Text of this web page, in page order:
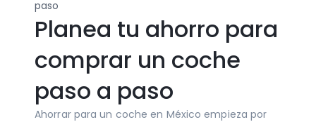
paso
Planea tu ahorro para
comprar un coche
paso a paso
Ahorrar para un coche en México empieza por